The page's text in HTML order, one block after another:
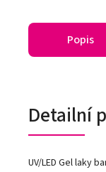
Popis
Detailní
UV/LED Gel laky